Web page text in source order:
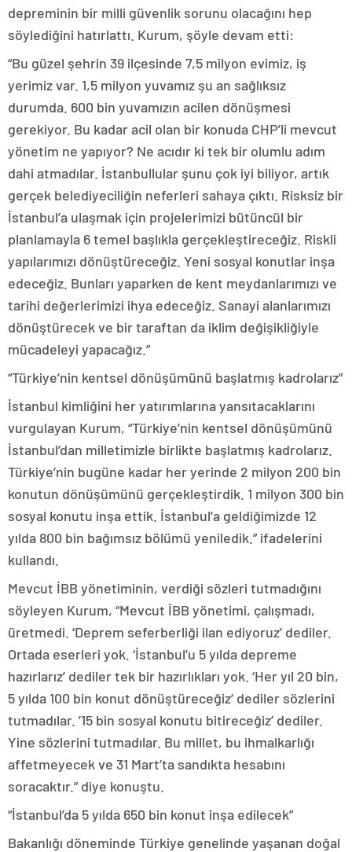
depreminin bir milli güvenlik sorunu olacağını hep
söylediğini hatırlattı. Kurum, şöyle devam etti:
“Bu güzel şehrin 39 ilçesinde 7,5 milyon evimiz, iş
yerimiz var. 1,5 milyon yuvamız şu an sağlıksız
durumda. 600 bin yuvamızın acilen dönüşmesi
gerekiyor. Bu kadar acil olan bir konuda CHP’li mevcut
yönetim ne yapıyor? Ne acıdır ki tek bir olumlu adım
dahi atmadılar. İstanbullular şunu çok iyi biliyor, artık
gerçek belediyeciliğin neferleri sahaya çıktı. Risksiz bir
İstanbul’a ulaşmak için projelerimizi bütüncül bir
planlamayla 6 temel başlıkla gerçekleştireceğiz. Riskli
yapılarımızı dönüştüreceğiz. Yeni sosyal konutlar inşa
edeceğiz. Bunları yaparken de kent meydanlarımızı ve
tarihi değerlerimizi ihya edeceğiz. Sanayi alanlarımızı
dönüştürecek ve bir taraftan da iklim değişikliğiyle
mücadeleyi yapacağız.”
“Türkiye’nin kentsel dönüşümünü başlatmış kadrolarız”
İstanbul kimliğini her yatırımlarına yansıtacaklarını
vurgulayan Kurum, “Türkiye’nin kentsel dönüşümünü
İstanbul’dan milletimizle birlikte başlatmış kadrolarız.
Türkiye’nin bugüne kadar her yerinde 2 milyon 200 bin
konutun dönüşümünü gerçekleştirdik. 1 milyon 300 bin
sosyal konutu inşa ettik. İstanbul’a geldiğimizde 12
yılda 800 bin bağımsız bölümü yeniledik.” ifadelerini
kullandı.
Mevcut İBB yönetiminin, verdiği sözleri tutmadığını
söyleyen Kurum, “Mevcut İBB yönetimi, çalışmadı,
üretmedi. ‘Deprem seferberliği ilan ediyoruz’ dediler.
Ortada eserleri yok. ‘İstanbul’u 5 yılda depreme
hazırlarız’ dediler tek bir hazırlıkları yok. ‘Her yıl 20 bin,
5 yılda 100 bin konut dönüştüreceğiz’ dediler sözlerini
tutmadılar. ’15 bin sosyal konutu bitireceğiz’ dediler.
Yine sözlerini tutmadılar. Bu millet, bu ihmalkarlığı
affetmeyecek ve 31 Mart’ta sandıkta hesabını
soracaktır.” diye konuştu.
“İstanbul’da 5 yılda 650 bin konut inşa edilecek”
Bakanlığı döneminde Türkiye genelinde yaşanan doğal